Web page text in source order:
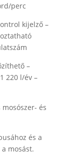
perc
kijelző –
–
220 l/év –
és
és a
mosást.